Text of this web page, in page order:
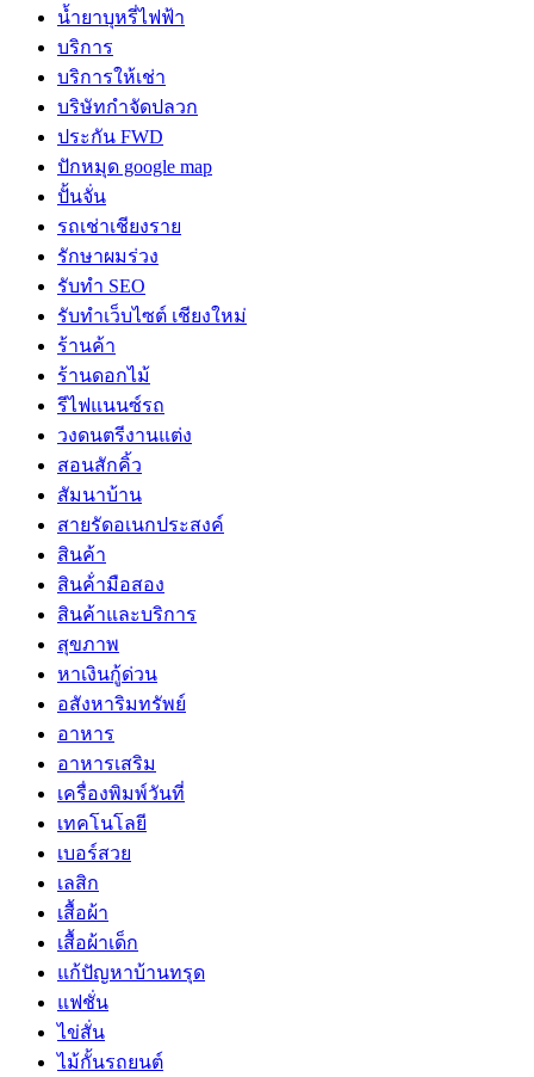
น้ำยาบุหรี่ไฟฟ้า
บริการ
บริการให้เช่า
บริษัทกำจัดปลวก
ประกัน FWD
ปักหมุด google map
ปั้นจั่น
รถเช่าเชียงราย
รักษาผมร่วง
รับทำ SEO
รับทำเว็บไซต์ เชียงใหม่
ร้านค้า
ร้านดอกไม้
รีไฟแนนซ์รถ
วงดนตรีงานแต่ง
สอนสักคิ้ว
สัมนาบ้าน
สายรัดอเนกประสงค์
สินค้า
สินค้่ามือสอง
สินค้าและบริการ
สุขภาพ
หาเงินกู้ด่วน
อสังหาริมทรัพย์
อาหาร
อาหารเสริม
เครื่องพิมพ์วันที่
เทคโนโลยี
เบอร์สวย
เลสิก
เสื้อผ้า
เสื้อผ้าเด็ก
แก้ปัญหาบ้านทรุด
แฟชั่น
ไข่สั่น
ไม้กั้นรถยนต์